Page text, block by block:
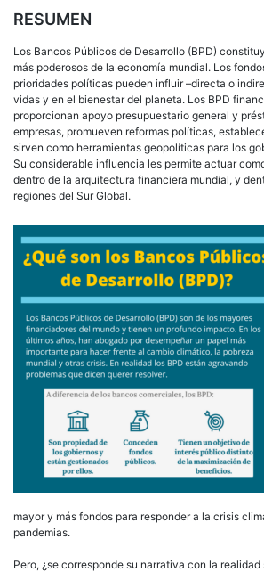
RESUMEN
Los Bancos Públicos de Desarrollo (BPD)
más poderosos de la economía mundial. Los
prioridades políticas pueden influir –directa o
vidas y en el bienestar del planeta. Los BPD
proporcionan apoyo presupuestario general y
empresas, promueven reformas políticas,
sirven como herramientas geopolíticas para los
Su considerable influencia les permite actuar
dentro de la arquitectura financiera mundial, y
regiones del Sur Global.
mayor y más fondos para responder a la crisis
pandemias.
Pero, ¿se corresponde su narrativa con la realidad